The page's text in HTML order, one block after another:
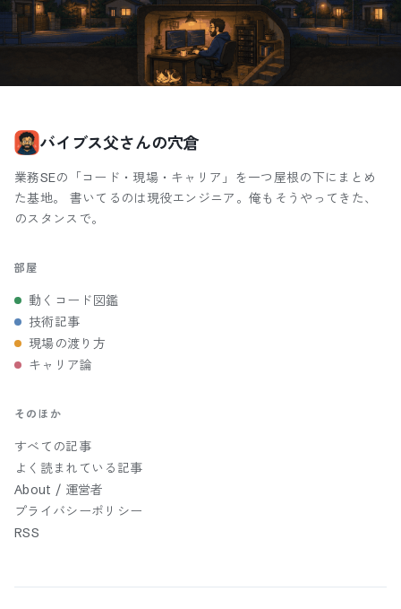
バイブス父さんの穴倉
業務SEの「コード・現場・キャリア」を一つ屋根の下にまとめ
た基地。 書いてるのは現役エンジニア。俺もそうやってきた、
のスタンスで。
部屋
動くコード図鑑
技術記事
現場の渡り方
キャリア論
そのほか
すべての記事
よく読まれている記事
About / 運営者
プライバシーポリシー
RSS